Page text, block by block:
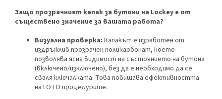
Защо прозрачният капак за бутони на Lockey е от
съществено значение за вашата работа?
Визуална проверка: Капакът е изработен от
издръжлив прозрачен поликарбонат, което
позволява ясна видимост на състоянието на бутона
(включено/изключено), без да е необходимо да се
сваля ключалката. Това повишава ефективността
на LOTO процедурите.